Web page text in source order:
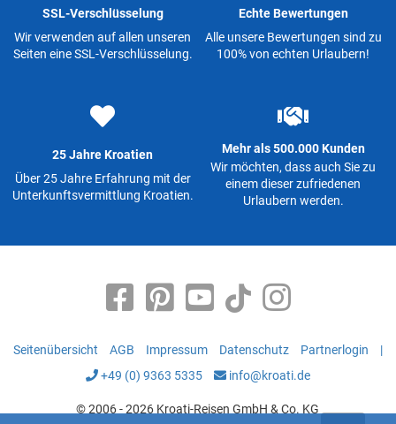
SSL-Verschlüsselung
Wir verwenden auf allen unseren
Seiten eine SSL-Verschlüsselung.
Echte Bewertungen
Alle unsere Bewertungen sind zu
100% von echten Urlaubern!
25 Jahre Kroatien
Über 25 Jahre Erfahrung mit der
Unterkunftsvermittlung Kroatien.
Mehr als 500.000 Kunden
Wir möchten, dass auch Sie zu
einem dieser zufriedenen
Urlaubern werden.
Seitenübersicht AGB Impressum Datenschutz Partnerlogin
|
+49 (0) 9363 5335
info@kroati.de
© 2006 - 2026 Kroati-Reisen GmbH & Co. KG